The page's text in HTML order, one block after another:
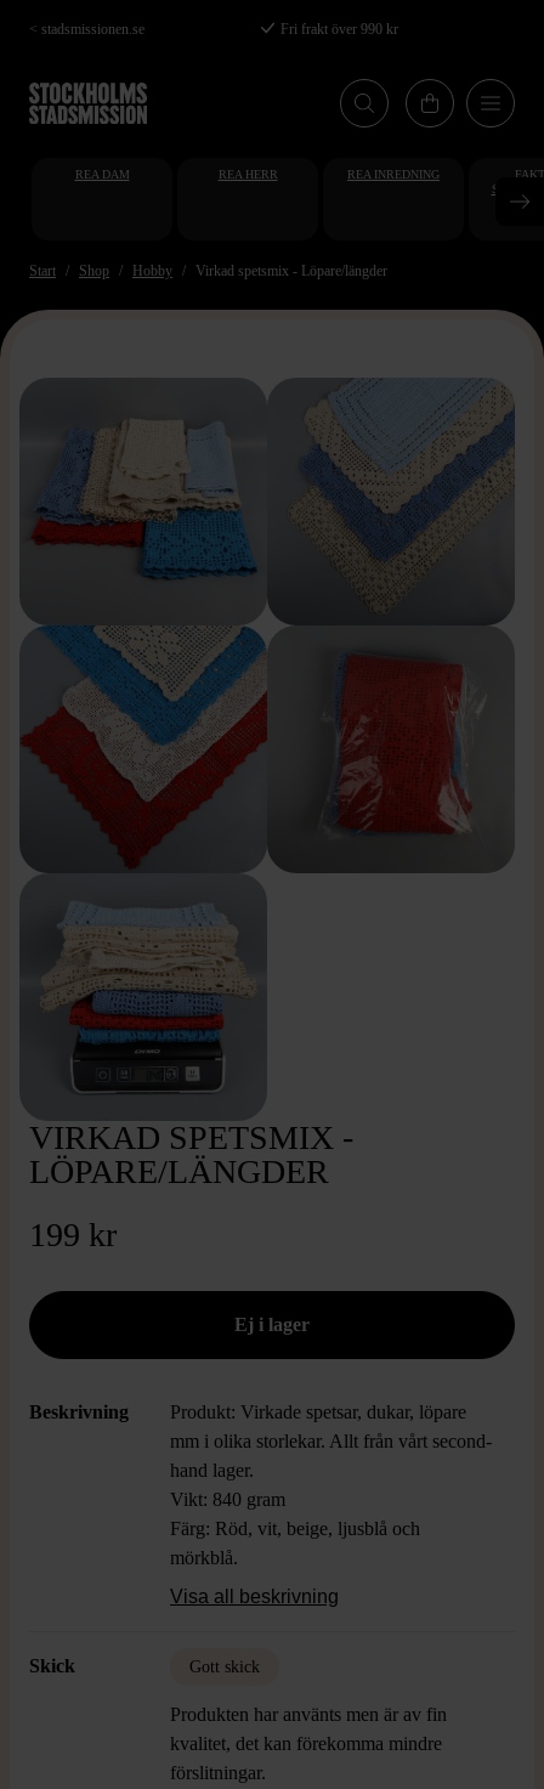
Hoppa
till
huvudinnehåll
< stadsmissionen.se Fri frakt över 990 kr
REA DAM REA HERR REA INREDNING
Start Shop Hobby Virkad spetsmix - Löpare/längder
VIRKAD SPETSMIX -
LÖPARE/LÄNGDER
199 kr
Beskrivning
Produkt: Virkade spetsar, dukar, löpare
mm i olika storlekar. Allt från vårt second-
hand lager.
Vikt: 840 gram
Färg: Röd, vit, beige, ljusblå och
mörkblå.
Visa all beskrivning
Skick Gott skick
Produkten har använts men är av fin
kvalitet, det kan förekomma mindre
förslitningar.